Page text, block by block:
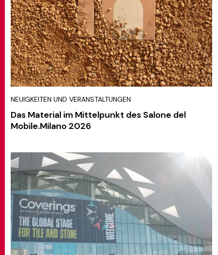
NEUIGKEITEN UND VERANSTALTUNGEN
Das Material im Mittelpunkt des Salone del
Mobile.Milano 2026